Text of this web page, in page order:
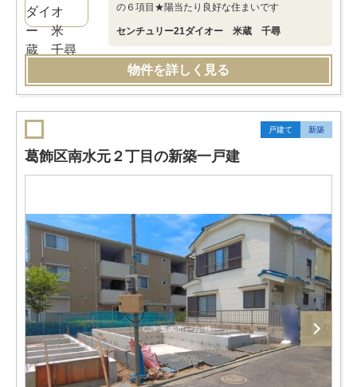
の６項目★陽当たり良好な住まいです
センチュリー21ダイオー 米蔵 千尋
物件を詳しく見る
戸建て 新築
葛飾区南水元２丁目の新築一戸建